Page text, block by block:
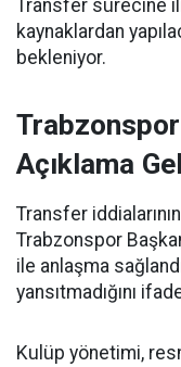
Transfer sürecine
kaynaklardan
bekleniyor.
Açıklama
Transfer
Trabzonspor
ile anlaşma
yansıtmadığını
Kulüp yönetimi,